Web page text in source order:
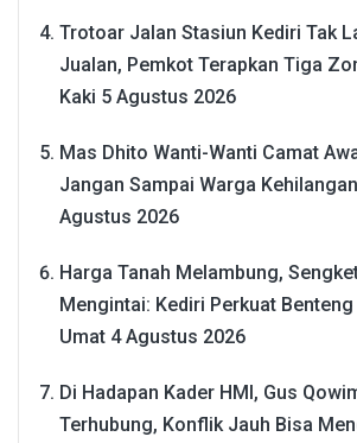
Trotoar Jalan Stasiun Kediri Tak
Jualan, Pemkot Terapkan Tiga
Kaki 5 Agustus 2026
Mas Dhito Wanti-Wanti Camat
Jangan Sampai Warga
Agustus 2026
Harga Tanah Melambung,
Mengintai: Kediri Perkuat
Umat 4 Agustus 2026
Di Hadapan Kader HMI, Gus
Terhubung, Konflik Jauh Bisa